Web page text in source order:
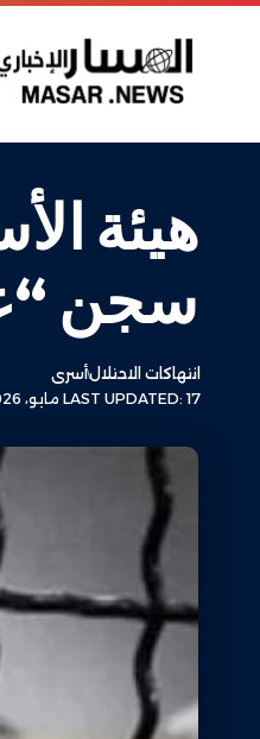
هيئة
سجن
LAST UPDATED: 17 مايو، 2026 2:54 م
انتهاكات الاحتلالأسرى